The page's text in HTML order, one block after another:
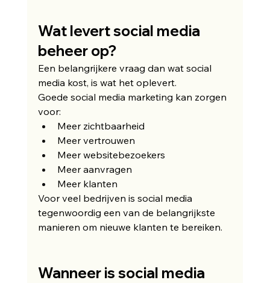
Wat levert social media
beheer op?
Een belangrijkere vraag dan wat social
media kost, is wat het oplevert.
Goede social media marketing kan zorgen
voor:
Meer zichtbaarheid
Meer vertrouwen
Meer websitebezoekers
Meer aanvragen
Meer klanten
Voor veel bedrijven is social media
tegenwoordig een van de belangrijkste
manieren om nieuwe klanten te bereiken.
Wanneer is social media